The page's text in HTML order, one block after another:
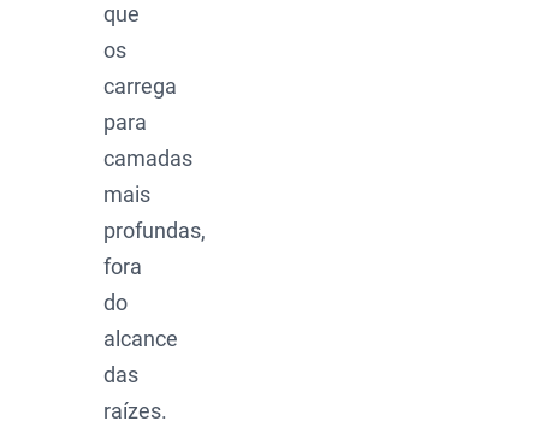
que
os
carrega
para
camadas
mais
profundas,
fora
do
alcance
das
raízes.